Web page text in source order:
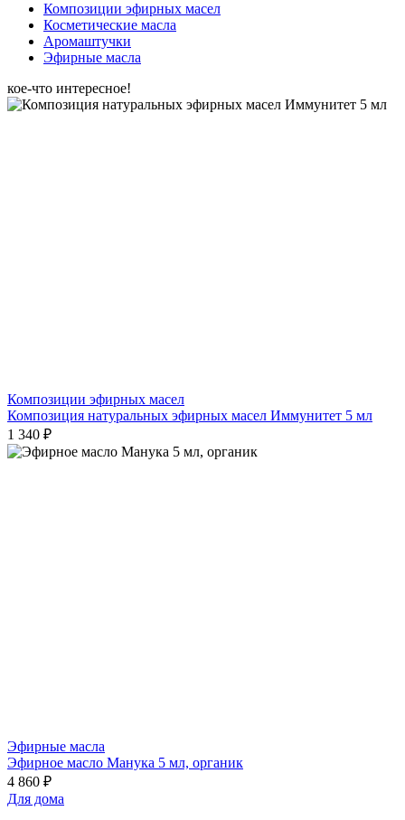
Композиции эфирных масел
Косметические масла
Аромаштучки
Эфирные масла
кое-что интересное!
Композиции эфирных масел
Композиция натуральных эфирных масел Иммунитет 5 мл
1 340 ₽
Эфирные масла
Эфирное масло Манука 5 мл, органик
4 860 ₽
Для дома